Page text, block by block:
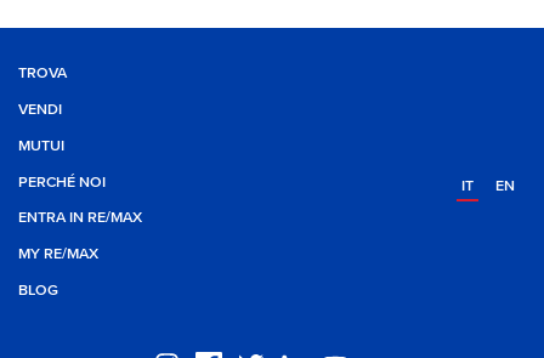
TROVA
VENDI
MUTUI
PERCHÉ NOI
ENTRA IN RE/MAX
MY RE/MAX
BLOG
IT EN